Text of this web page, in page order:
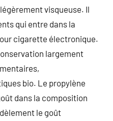
visqueuse. Il
qui entre dans la
cigarette électronique.
largement
bio. Le propylène
dans la composition
le goût